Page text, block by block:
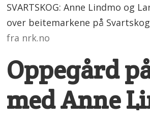
SVARTSKOG: Anne Lindmo og
over beitemarkene på
fra nrk.no
Oppegård
med Anne